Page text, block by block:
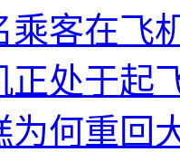
乘客在飞
正处于起
为何重回